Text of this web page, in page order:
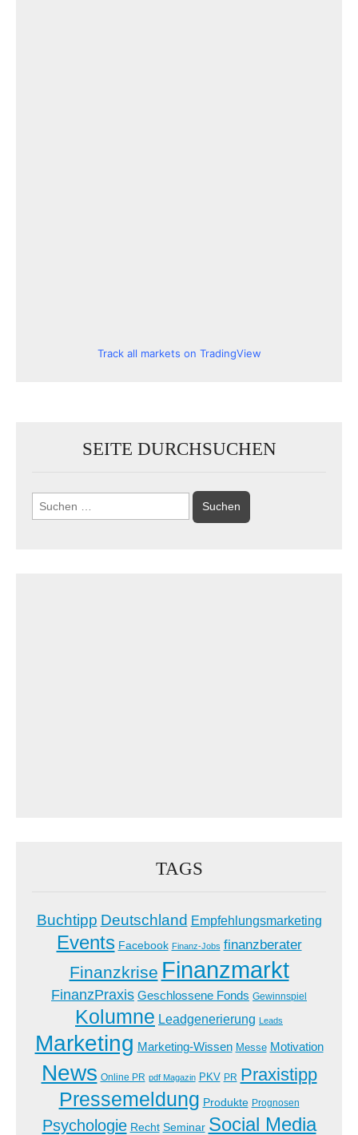
Track all markets on TradingView
SEITE DURCHSUCHEN
Suchen
nach:
TAGS
Buchtipp Deutschland Empfehlungsmarketing
Events Facebook Finanz-Jobs finanzberater
Finanzkrise Finanzmarkt
FinanzPraxis Geschlossene Fonds Gewinnspiel
Kolumne Leadgenerierung Leads
Marketing Marketing-Wissen Messe Motivation
News Online PR pdf Magazin PKV PR Praxistipp
Pressemeldung Produkte Prognosen
Psychologie Recht Seminar Social Media